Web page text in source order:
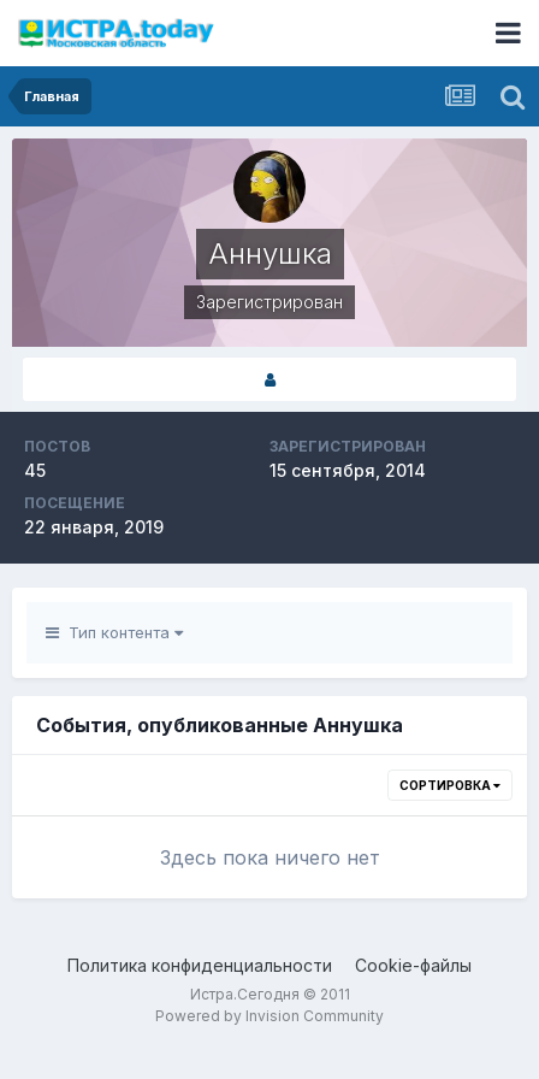
Главная
Аннушка
Зарегистрирован
ПОСТОВ
45
ЗАРЕГИСТРИРОВАН
15 сентября, 2014
ПОСЕЩЕНИЕ
22 января, 2019
Тип контента
События, опубликованные Аннушка
СОРТИРОВКА
Здесь пока ничего нет
Политика конфиденциальности Cookie-файлы
Истра.Сегодня © 2011
Powered by Invision Community